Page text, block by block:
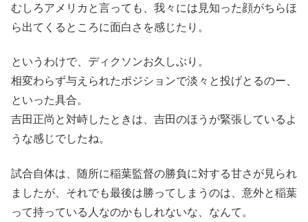
むしろアメリカと言っても、我々には見知った顔がちらほ
ら出てくるところに面白さを感じたり。
というわけで、ディクソンお久しぶり。
相変わらず与えられたポジションで淡々と投げとるのー、
といった具合。
吉田正尚と対峙したときは、吉田のほうが緊張しているよ
うな感じでしたね。
試合自体は、随所に稲葉監督の勝負に対する甘さが見られ
ましたが、それでも最後は勝ってしまうのは、意外と稲葉
って持っている人なのかもしれないな、なんて。